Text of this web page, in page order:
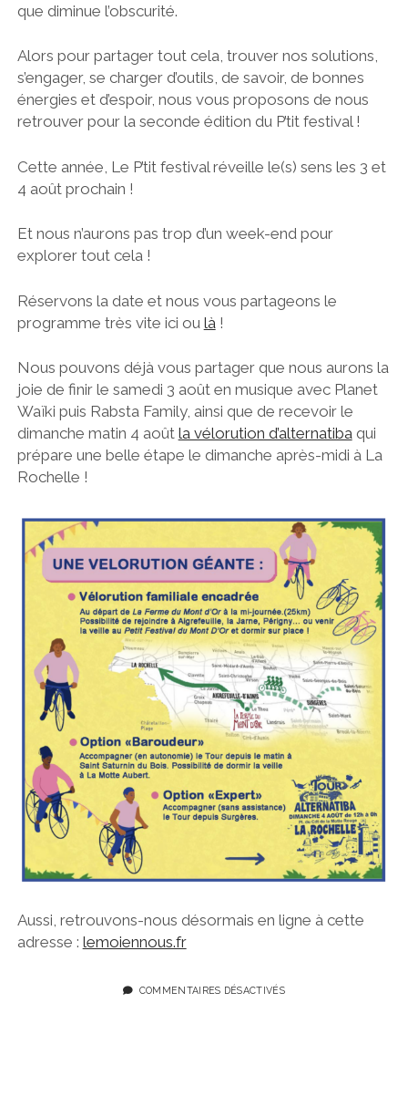
que diminue l’obscurité.
Alors pour partager tout cela, trouver nos solutions,
s’engager, se charger d’outils, de savoir, de bonnes
énergies et d’espoir, nous vous proposons de nous
retrouver pour la seconde édition du P’tit festival !
Cette année, Le P’tit festival réveille le(s) sens les 3 et
4 août prochain !
Et nous n’aurons pas trop d’un week-end pour
explorer tout cela !
Réservons la date et nous vous partageons le
programme très vite ici ou là!
Nous pouvons déjà vous partager que nous aurons la
joie de finir le samedi 3 août en musique avec Planet
Waïki puis Rabsta Family, ainsi que de recevoir le
dimanche matin 4 août la vélorution d’alternatibaqui
prépare une belle étape le dimanche après-midi à La
Rochelle !
Aussi, retrouvons-nous désormais en ligne à cette
adresse : lemoiennous.fr
COMMENTAIRES DÉSACTIVÉS